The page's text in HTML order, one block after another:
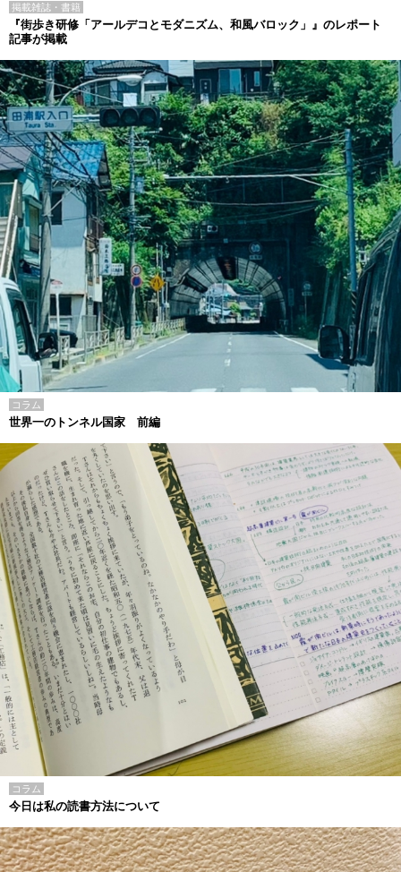
掲載雑誌・書籍
『街歩き研修「アールデコとモダニズム、和風バロック」』のレポート
記事が掲載
コラム
世界一のトンネル国家 前編
コラム
今日は私の読書方法について